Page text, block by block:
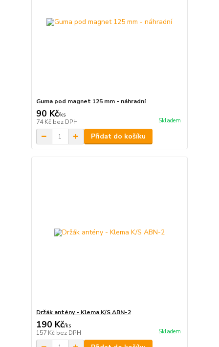
Guma pod magnet 125 mm - náhradní
90 Kč/ks
74 Kč bez DPH Skladem
Přidat do košíku
Držák antény - Klema K/S ABN-2
190 Kč/ks
157 Kč bez DPH Skladem